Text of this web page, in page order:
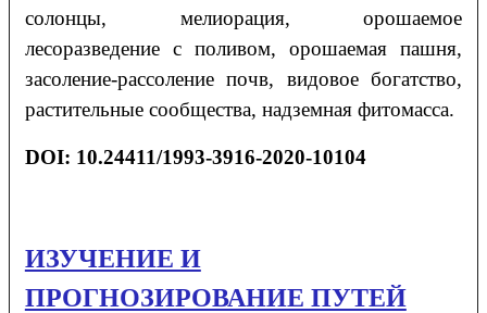
солонцы, мелиорация, орошаемое
лесоразведение с поливом, орошаемая пашня,
засоление-рассоление почв, видовое богатство,
растительные сообщества, надземная фитомасса.
DOI: 10.24411/1993-3916-2020-10104
ИЗУЧЕНИЕ И
ПРОГНОЗИРОВАНИЕ ПУТЕЙ